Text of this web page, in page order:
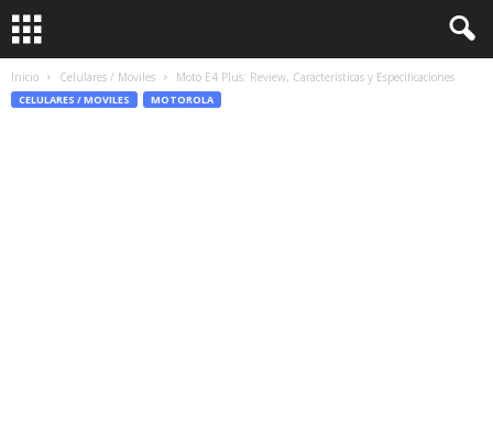
Inicio Celulares / Moviles Moto E4 Plus: Review, Características y Especificaciones
CELULARES / MOVILES MOTOROLA